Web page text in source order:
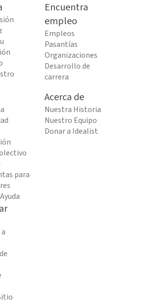
Encuentra
empleo
Empleos
Pasantías
Organizaciones
Desarrollo de
carrera
para
Acerca de
Nuestra Historia
Nuestro Equipo
Donar a Idealist